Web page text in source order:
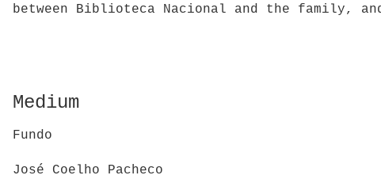
between Biblioteca Nacional and the family,
Medium
Fundo
José Coelho Pacheco